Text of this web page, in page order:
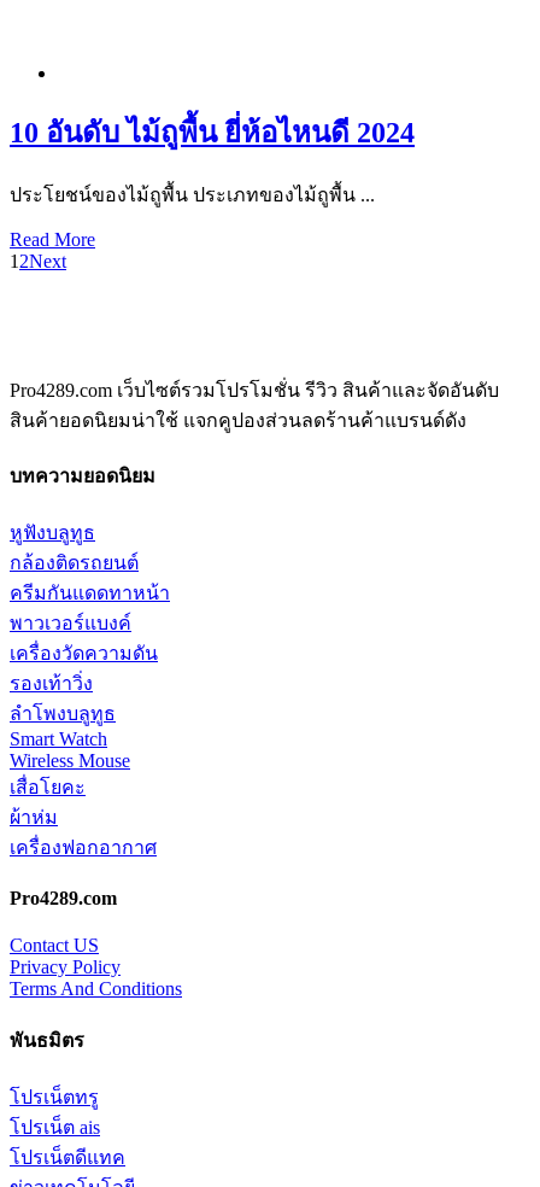
10 อันดับ ไม้ถูพื้น ยี่ห้อไหนดี 2024
ประโยชน์ของไม้ถูพื้น ประเภทของไม้ถูพื้น ...
Read More
1 2Next
Pro4289.com เว็บไซต์รวมโปรโมชั่น รีวิว สินค้าและจัดอันดับ
สินค้ายอดนิยมน่าใช้ แจกคูปองส่วนลดร้านค้าแบรนด์ดัง
บทความยอดนิยม
หูฟังบลูทูธ
กล้องติดรถยนต์
ครีมกันแดดทาหน้า
พาวเวอร์แบงค์
เครื่องวัดความดัน
รองเท้าวิ่ง
ลำโพงบลูทูธ
Smart Watch
Wireless Mouse
เสื่อโยคะ
ผ้าห่ม
เครื่องฟอกอากาศ
Pro4289.com
Contact US
Privacy Policy
Terms And Conditions
พันธมิตร
โปรเน็ตทรู
โปรเน็ต ais
โปรเน็ตดีแทค